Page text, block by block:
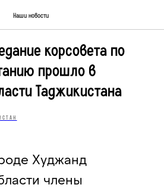
Наши новости
корсовета по
прошло в
Таджикистана
Худжанд
члены